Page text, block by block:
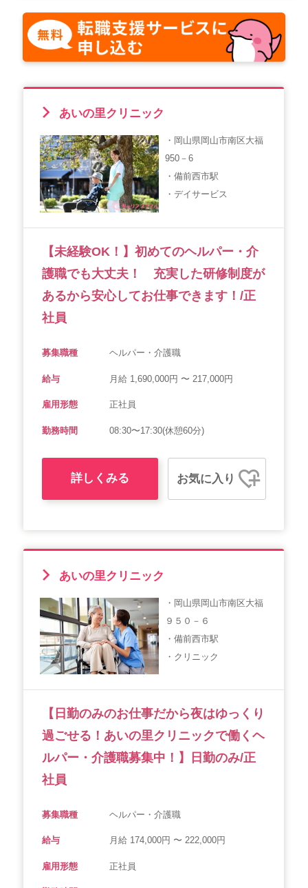
利用者の声
WEB勤怠
支店連絡先一覧
会社概要 個人情報保護方針
お知らせ 採用担当者様へ サイトマップ
あいの里クリニック
・岡山県岡山市南区大福
950－6
・備前西市駅
・デイサービス
【未経験OK！】初めてのヘルパー・介
護職でも大丈夫！ 充実した研修制度が
あるから安心してお仕事できます！/正
社員
募集職種 ヘルパー・介護職
給与 月給 1,690,000円 〜 217,000円
雇用形態 正社員
勤務時間 08:30〜17:30(休憩60分)
詳しくみる お気に入り
あいの里クリニック
・岡山県岡山市南区大福
９５０－６
・備前西市駅
・クリニック
【日勤のみのお仕事だから夜はゆっくり
過ごせる！あいの里クリニックで働くヘ
ルパー・介護職募集中！】日勤のみ/正
社員
募集職種 ヘルパー・介護職
給与 月給 174,000円 〜 222,000円
雇用形態 正社員